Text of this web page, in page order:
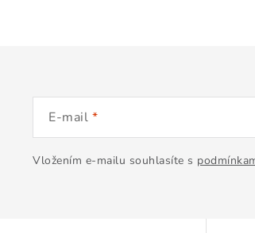
E-mail
Vložením e-mailu souhlasíte s